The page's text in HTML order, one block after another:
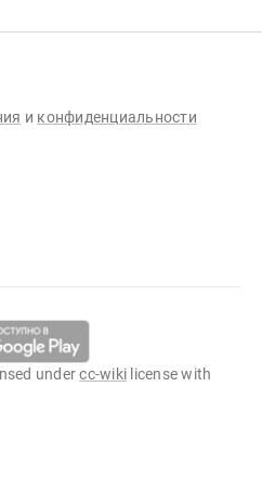
и конфиденциальности
undercc-wiki license with